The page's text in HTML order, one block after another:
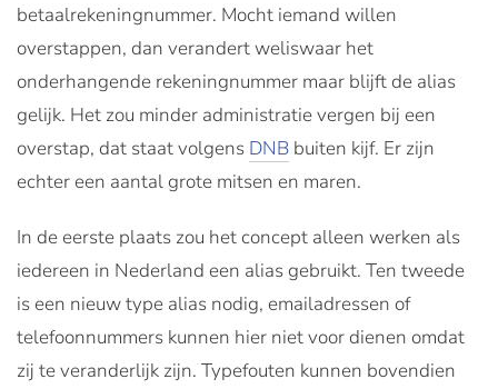
betaalrekeningnummer. Mocht iemand willen
overstappen, dan verandert weliswaar het
onderhangende rekeningnummer maar blijft de alias
gelijk. Het zou minder administratie vergen bij een
overstap, dat staat volgens DNB buiten kijf. Er zijn
echter een aantal grote mitsen en maren.
In de eerste plaats zou het concept alleen werken als
iedereen in Nederland een alias gebruikt. Ten tweede
is een nieuw type alias nodig, emailadressen of
telefoonnummers kunnen hier niet voor dienen omdat
zij te veranderlijk zijn. Typefouten kunnen bovendien